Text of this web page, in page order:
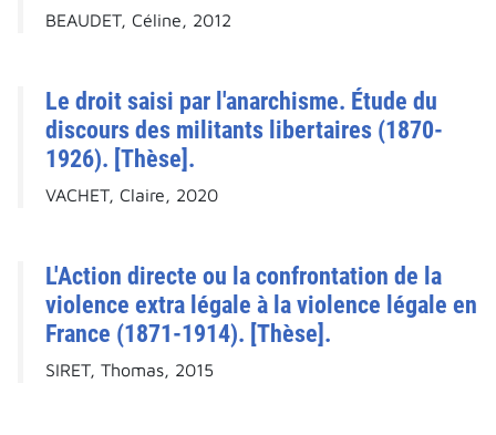
BEAUDET, Céline, 2012
Le droit saisi par l'anarchisme. Étude du
discours des militants libertaires (1870-
1926). [Thèse].
VACHET, Claire, 2020
L'Action directe ou la confrontation de la
violence extra légale à la violence légale en
France (1871-1914). [Thèse].
SIRET, Thomas, 2015